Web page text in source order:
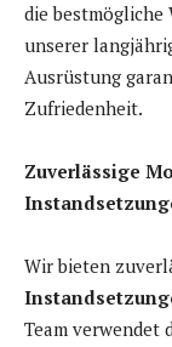
die
unserer
Ausrüstung
Zufriedenheit.
Zuverlässige
Wir bieten
Team verwendet